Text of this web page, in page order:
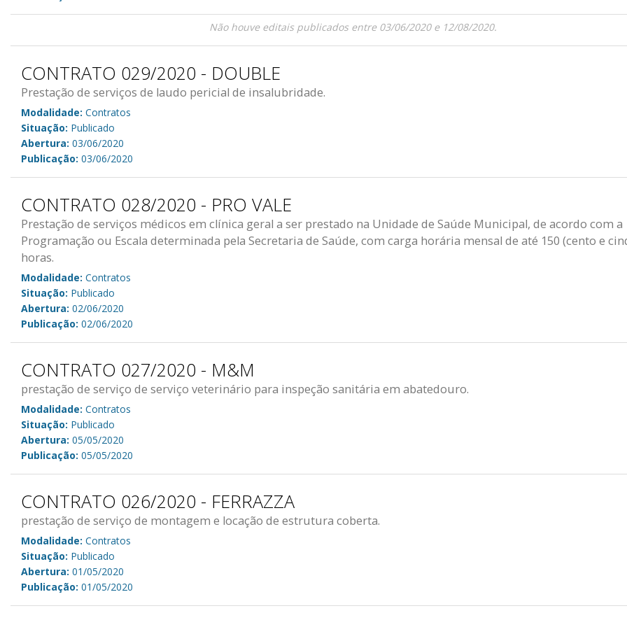
Não houve editais publicados entre 03/06/2020 e 12/08/2020.
CONTRATO 029/2020 - DOUBLE
Prestação de serviços de laudo pericial de insalubridade.
Modalidade: Contratos
Situação: Publicado
Abertura: 03/06/2020
Publicação: 03/06/2020
CONTRATO 028/2020 - PRO VALE
Prestação de serviços médicos em clínica geral a ser prestado na Unidade de Saúde Municipal, de acordo com a
Programação ou Escala determinada pela Secretaria de Saúde, com carga horária mensal de até 150 (cento e
horas.
Modalidade: Contratos
Situação: Publicado
Abertura: 02/06/2020
Publicação: 02/06/2020
CONTRATO 027/2020 - M&M
prestação de serviço de serviço veterinário para inspeção sanitária em abatedouro.
Modalidade: Contratos
Situação: Publicado
Abertura: 05/05/2020
Publicação: 05/05/2020
CONTRATO 026/2020 - FERRAZZA
prestação de serviço de montagem e locação de estrutura coberta.
Modalidade: Contratos
Situação: Publicado
Abertura: 01/05/2020
Publicação: 01/05/2020